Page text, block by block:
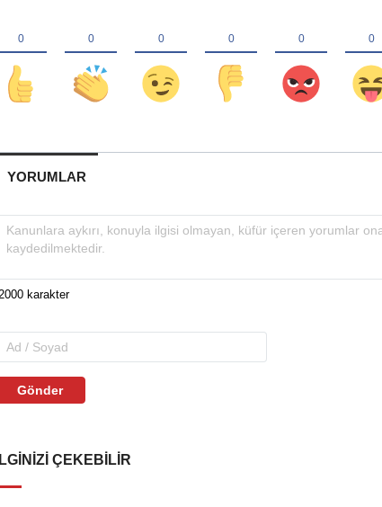
YORUMLAR
Gönder
İLGINIZI ÇEKEBILIR